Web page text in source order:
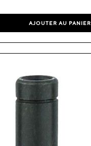
AJOUTER AU PANIER